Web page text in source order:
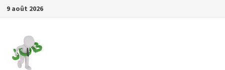
Passer
contenu
9 août 2026